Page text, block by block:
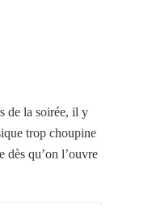
de la soirée, il y
trop choupine
dès qu’on l’ouvre